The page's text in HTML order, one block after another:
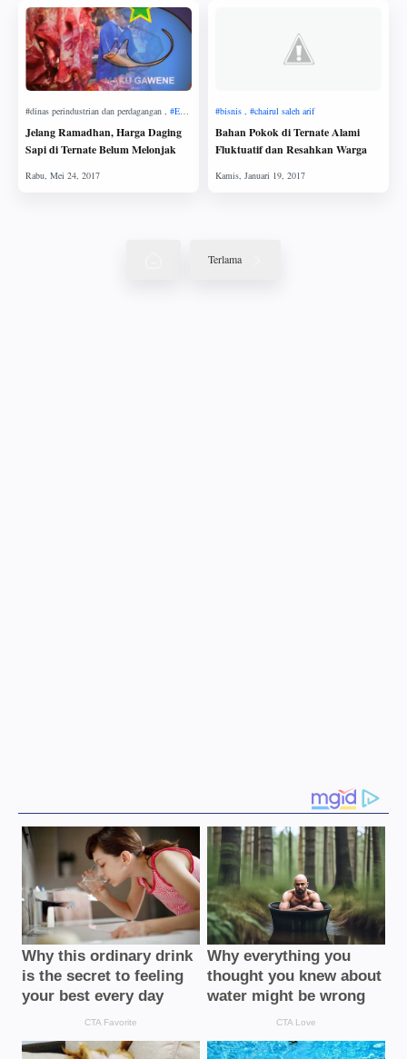
Jelang Ramadhan, Harga Daging
Sapi di Ternate Belum Melonjak
Bahan Pokok di Ternate Alami
Fluktuatif dan Resahkan Warga
Terlama